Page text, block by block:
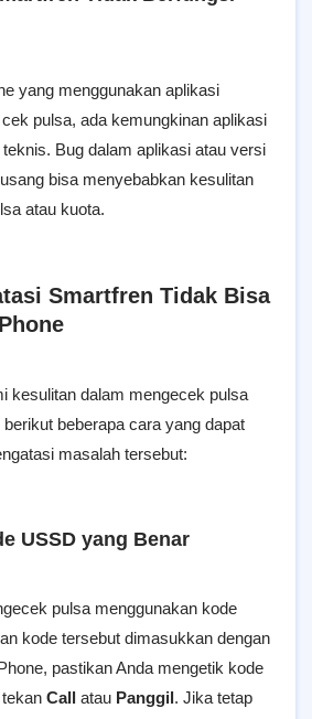
yang menggunakan aplikasi
pulsa, ada kemungkinan aplikasi
Bug dalam aplikasi atau versi
bisa menyebabkan kesulitan
atau kuota.
Smartfren Tidak Bisa
kesulitan dalam mengecek pulsa
beberapa cara yang dapat
masalah tersebut:
USSD yang Benar
pulsa menggunakan kode
kode tersebut dimasukkan dengan
pastikan Anda mengetik kode
Call atau Panggil. Jika tetap